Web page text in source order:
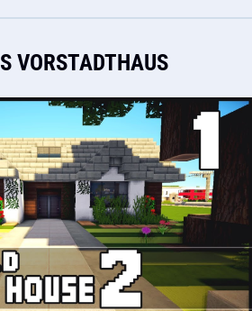
VORSTADTHAUS